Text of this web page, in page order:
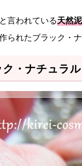
言われている天然
られたブラック・
ク・ナチュラ